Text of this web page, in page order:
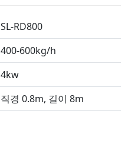
SL-RD800
400-600kg/h
4kw
직경 0.8m, 길이 8m